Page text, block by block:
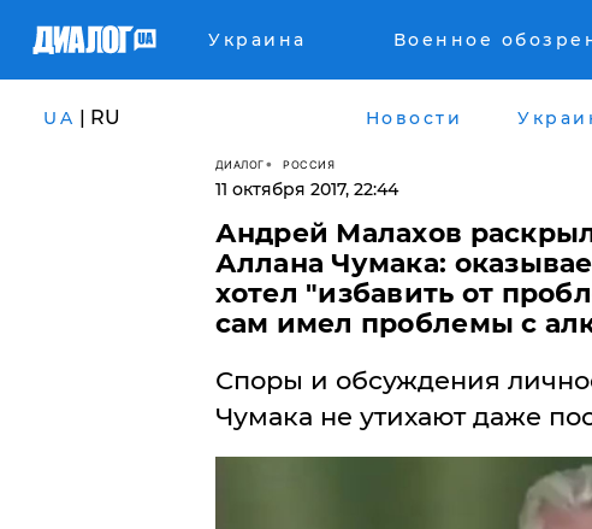
Украина Военное
UA | RU Новости
ДИАЛОГ РОССИЯ
11 октября 2017, 22:44
Андрей Малахов
Аллана Чумака:
хотел "избавить от
сам имел проблемы с
Споры и обсуждения
Чумака не утихают даже